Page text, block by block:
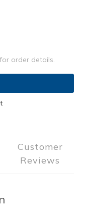
order details.
Customer
Reviews